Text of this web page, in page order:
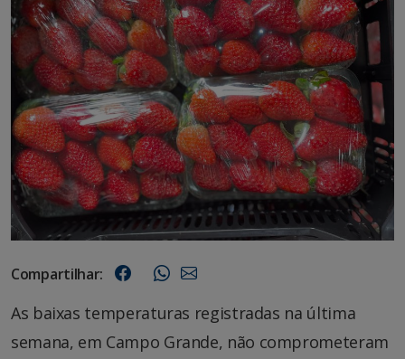
Compartilhar:
As baixas temperaturas registradas na última
semana, em Campo Grande, não comprometeram